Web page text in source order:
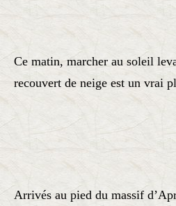
Ce matin, marcher au soleil
recouvert de neige est un vrai
Arrivés au pied du massif